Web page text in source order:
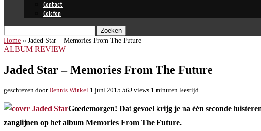
Contact
Colofon
Zoeken
Home » Jaded Star – Memories From The Future
ALBUM REVIEW
Jaded Star – Memories From The Future
geschreven doorDennis Winkel 1 juni 2015 569 views 1 minuten leestijd
Goedemorgen! Dat gevoel krijg je na één seconde
zanglijnen op het album Memories From The Future.